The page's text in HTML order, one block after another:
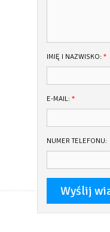
IMIĘ I NAZWISKO: *
E-MAIL: *
NUMER TELEFONU: